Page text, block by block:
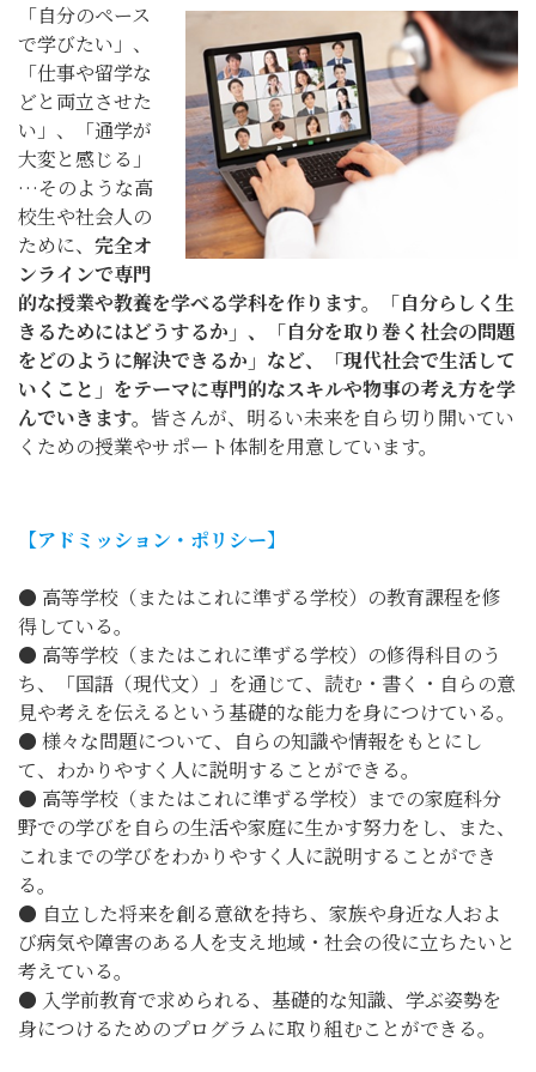
ライフデザイン総合学科
通信教育課程
コース
募集要項
資料請求
個別相談
説明会
「自分のペース
で学びたい」、
「仕事や留学な
どと両立させた
い」、「通学が
大変と感じる」
…そのような高
校生や社会人の
ために、 完全オ
ンラインで専門
的な授業や教養を学べる学科を作ります。「自分らしく生
きるためにはどうするか」、「自分を取り巻く社会の問題
をどのように解決できるか」など、「現代社会で生活して
いくこと」をテーマに専門的なスキルや物事の考え方を学
んでいきます。 皆さんが、明るい未来を自ら切り開いてい
くための授業やサポート体制を用意しています。
【アドミッション・ポリシー】
● 高等学校（またはこれに準ずる学校）の教育課程を修
得している。
● 高等学校（またはこれに準ずる学校）の修得科目のう
ち、「国語（現代文）」を通じて、読む・書く・自らの意
見や考えを伝えるという基礎的な能力を身につけている。
● 様々な問題について、自らの知識や情報をもとにし
て、わかりやすく人に説明することができる。
● 高等学校（またはこれに準ずる学校）までの家庭科分
野での学びを自らの生活や家庭に生かす努力をし、また、
これまでの学びをわかりやすく人に説明することができ
る。
● 自立した将来を創る意欲を持ち、家族や身近な人およ
び病気や障害のある人を支え地域・社会の役に立ちたいと
考えている。
● 入学前教育で求められる、基礎的な知識、学ぶ姿勢を
身につけるためのプログラムに取り組むことができる。